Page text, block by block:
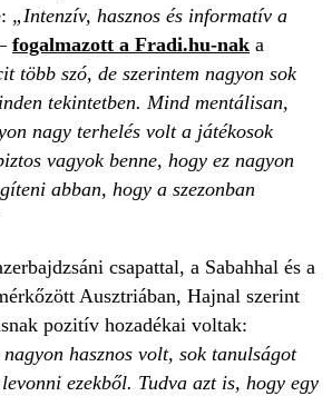
„Intenzív, hasznos és informatív a
fogalmazott a Fradi.hu-nak a
több szó, de szerintem nagyon sok
tekintetben. Mind mentálisan,
nagy terhelés volt a játékosok
vagyok benne, hogy ez nagyon
abban, hogy a szezonban
csapattal, a Sabahhal és a
Ausztriában, Hajnal szerint
pozitív hozadékai voltak:
hasznos volt, sok tanulságot
ezekből. Tudva azt is, hogy egy